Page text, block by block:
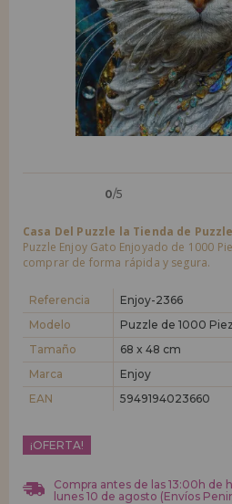
LIQUIDACIONES
INFORMACIÓN
955 333 133
Quiero registrarme como
nuevo cliente
Al crear una cuenta en
rápidamente en nuestra tienda virtual,
y consultar tus operaciones anteriores.
¡Adelante! Te estábamos esperando.
nuevo
¿Eres Profesional o Empresa?.
condiciones de ventas con descuentos
¡Adelante! Te estábamos esperando.
REGISTRO
0/5
Casa Del Puzzle la Tienda de
Puzzle Enjoy Gato Enjoyado de 1000
comprar de forma rápida y segura.
Referencia
Enjoy-2366
Modelo
Puzzle de 1000
Tamaño
68 x 48 cm
Marca
Enjoy
EAN
5949194023660
¡OFERTA!
Compra antes de las 13:00h de
lunes 10 de agosto (Envíos